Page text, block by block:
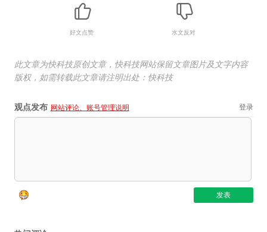
好文点赞 水文反对
此文章为快科技原创文章，快科技网站保留文章图片及文字内容
版权，如需转载此文章请注明出处：快科技
观点发布 网站评论、账号管理说明 登录